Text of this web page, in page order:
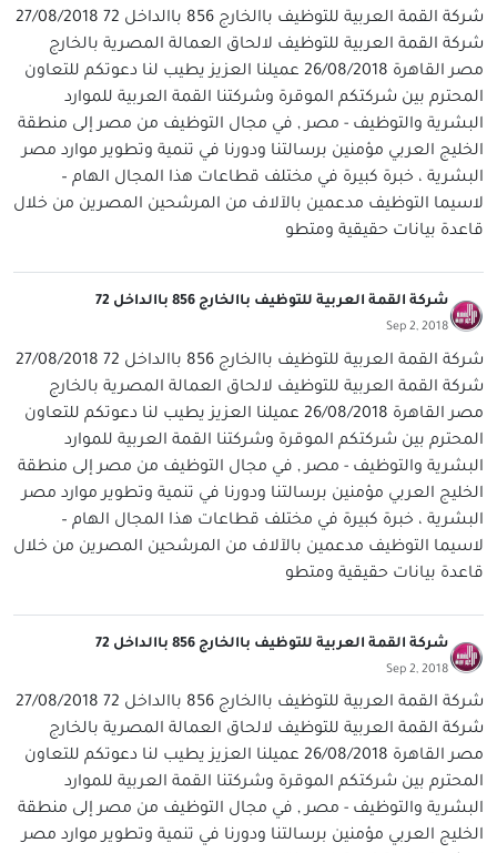
شركة القمة العربية للتوظيف باالخارج 856 باالداخل 72 27/08/2018
شركة القمة العربية للتوظيف لالحاق العمالة المصرية بالخارج
مصر القاهرة 26/08/2018 عميلنا العزيز يطيب لنا دعوتكم للتعاون
المحترم بين شركتكم الموقرة وشركتنا القمة العربية للموارد
البشرية والتوظيف - مصر , في مجال التوظيف من مصر إلى منطقة
الخليج العربي مؤمنين برسالتنا ودورنا في تنمية وتطوير موارد مصر
البشرية ، خبرة كبيرة في مختلف قطاعات هذا المجال الهام –
لاسيما التوظيف مدعمين بالآلاف من المرشحين المصرين من خلال
قاعدة بيانات حقيقية ومتطو
شركة القمة العربية للتوظيف باالخارج 856 باالداخل 72
Sep 2, 2018
شركة القمة العربية للتوظيف باالخارج 856 باالداخل 72 27/08/2018
شركة القمة العربية للتوظيف لالحاق العمالة المصرية بالخارج
مصر القاهرة 26/08/2018 عميلنا العزيز يطيب لنا دعوتكم للتعاون
المحترم بين شركتكم الموقرة وشركتنا القمة العربية للموارد
البشرية والتوظيف - مصر , في مجال التوظيف من مصر إلى منطقة
الخليج العربي مؤمنين برسالتنا ودورنا في تنمية وتطوير موارد مصر
البشرية ، خبرة كبيرة في مختلف قطاعات هذا المجال الهام –
لاسيما التوظيف مدعمين بالآلاف من المرشحين المصرين من خلال
قاعدة بيانات حقيقية ومتطو
شركة القمة العربية للتوظيف باالخارج 856 باالداخل 72
Sep 2, 2018
شركة القمة العربية للتوظيف باالخارج 856 باالداخل 72 27/08/2018
شركة القمة العربية للتوظيف لالحاق العمالة المصرية بالخارج
مصر القاهرة 26/08/2018 عميلنا العزيز يطيب لنا دعوتكم للتعاون
المحترم بين شركتكم الموقرة وشركتنا القمة العربية للموارد
البشرية والتوظيف - مصر , في مجال التوظيف من مصر إلى منطقة
الخليج العربي مؤمنين برسالتنا ودورنا في تنمية وتطوير موارد مصر